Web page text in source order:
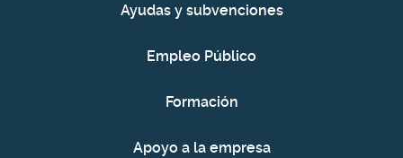
Ayudas y subvenciones
Empleo Público
Formación
Apoyo a la empresa